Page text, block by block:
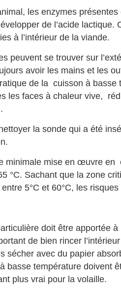
les enzymes
de l’acide lactique.
à l’intérieur de la viande.
peuvent se trouver sur
avoir les mains et les
de la cuisson à basse
les faces à chaleur vive,
la sonde qui a été
minimale mise en œuvre en
°C. Sachant que la zone
5°C et 60°C, les
doit être apportée
de bien rincer
sécher avec du papier
basse température doivent
plus vrai pour la volaille.